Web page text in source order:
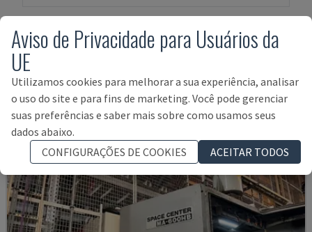
Produtos relativos a
NHP6300
Aviso de Privacidade para Usuários da
UE
Utilizamos cookies para melhorar a sua experiência, analisar
o uso do site e para fins de marketing. Você pode gerenciar
suas preferências e saber mais sobre como usamos seus
dados abaixo.
CONFIGURAÇÕES DE COOKIES
ACEITAR TODOS